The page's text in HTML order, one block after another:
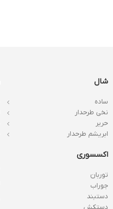
شال
ساده
نخی طرحدار
حریر
ابریشم طرحدار
اکسسوری
توربان
جوراب
دستبند